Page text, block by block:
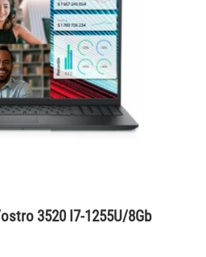
3520 I7-1255U/8Gb